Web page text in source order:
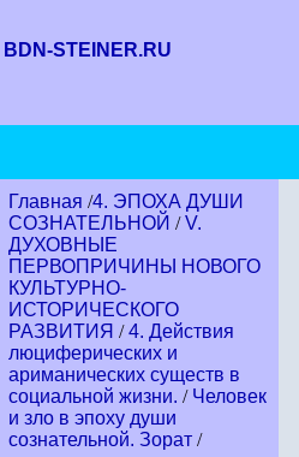
BDN-STEINER.RU
Главная /4. ЭПОХА ДУШИ
СОЗНАТЕЛЬНОЙ /V.
ДУХОВНЫЕ
ПЕРВОПРИЧИНЫ НОВОГО
КУЛЬТУРНО-
ИСТОРИЧЕСКОГО
РАЗВИТИЯ /4. Действия
люциферических и
ариманических существ в
социальной жизни. / Человек
и зло в эпоху души
сознательной. Зорат /